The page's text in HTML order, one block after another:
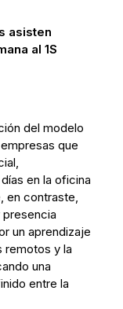
asisten
al 1S
del modelo
que
en la oficina
en contraste,
presencia
un aprendizaje
remotos y la
una
entre la